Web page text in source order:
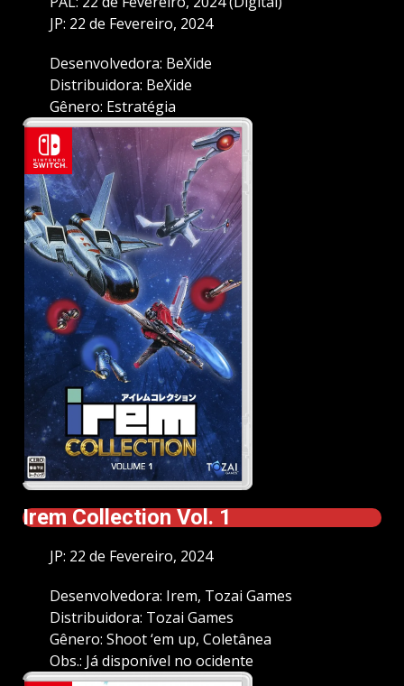
JP: 22 de Fevereiro, 2024
Desenvolvedora: BeXide
Distribuidora: BeXide
Gênero: Estratégia
Irem Collection Vol. 1
JP: 22 de Fevereiro, 2024
Desenvolvedora: Irem, Tozai Games
Distribuidora: Tozai Games
Gênero: Shoot ‘em up, Coletânea
Obs.: Já disponível no ocidente